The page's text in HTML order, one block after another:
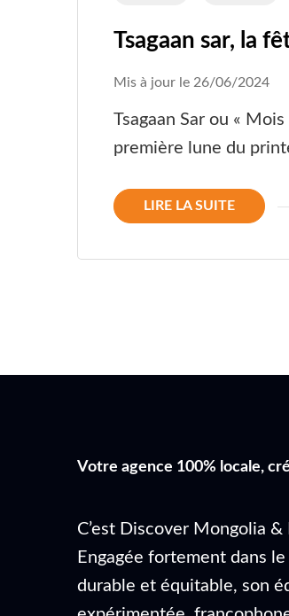
Tsagaan sar, la
Mis à jour le 26/06/2024
Tsagaan Sar ou «
première lune du
LIRE LA SUITE
Votre agence 100% locale,
C’est Discover Mongolia
Engagée fortement dans le
durable et équitable, son